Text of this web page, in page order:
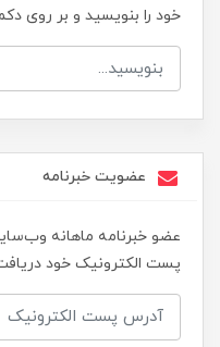
خود را بنویسید و بر روی
عضویت خبرنامه
عضو خبرنامه ماهانه
پست الکترونیک خود